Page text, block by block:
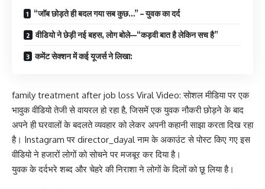
“जॉब छोड़ते ही बदल गया सब कुछ…” – युवक का दर्द
वीडियो ने छेड़ी नई बहस, लोग बोले—“कड़वी बात है लेकिन सच है”
कमेंट सेक्शन में कई यूजर्स ने लिखा:
family treatment after job loss Viral Video: सोशल मीडिया पर एक
भावुक वीडियो तेजी से वायरल हो रहा है, जिसमें एक युवक नौकरी छोड़ने के बाद
अपने ही घरवालों के बदलते व्यवहार को लेकर अपनी कहानी साझा करता दिख रहा
है। Instagram पर director_dayal नाम के अकाउंट से पोस्ट किए गए इस
वीडियो ने हजारों लोगों को सोचने पर मजबूर कर दिया है।
युवक के दर्दभरे शब्द और चेहरे की निराशा ने लोगों के दिलों को छू लिया है।